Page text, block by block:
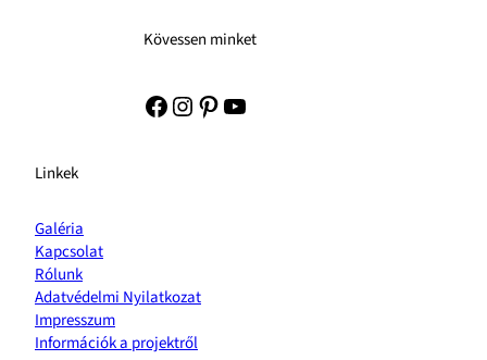
Kövessen minket
Facebook
Instagram
Pinterest
YouTube
Linkek
Galéria
Kapcsolat
Rólunk
Adatvédelmi Nyilatkozat
Impresszum
Információk a projektről